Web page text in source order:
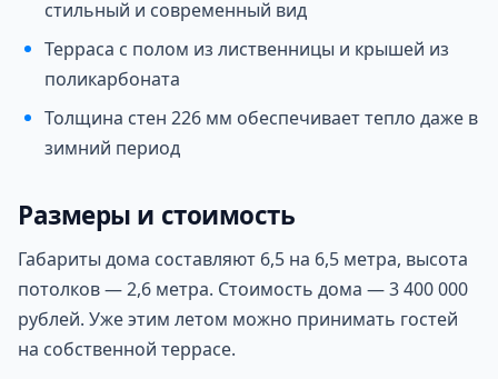
стильный и современный вид
Терраса с полом из лиственницы и крышей из
поликарбоната
Толщина стен 226 мм обеспечивает тепло даже в
зимний период
Размеры и стоимость
Габариты дома составляют 6,5 на 6,5 метра, высота
потолков — 2,6 метра. Стоимость дома — 3 400 000
рублей. Уже этим летом можно принимать гостей
на собственной террасе.